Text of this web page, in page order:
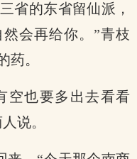
省的东省留仙派，
会再给你。”青枝
药。
空也要多出去看看
说。